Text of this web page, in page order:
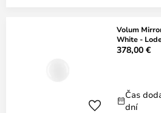
Volum
White -
378,00 €
Čas
dní